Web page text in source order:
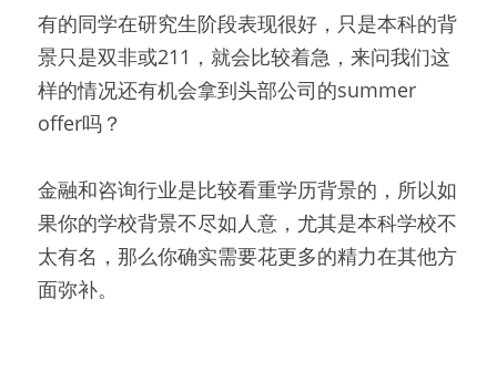
有的同学在研究生阶段表现很好，只是本科的背
景只是双非或211，就会比较着急，来问我们这
样的情况还有机会拿到头部公司的summer
offer吗？
金融和咨询行业是比较看重学历背景的，所以如
果你的学校背景不尽如人意，尤其是本科学校不
太有名，那么你确实需要花更多的精力在其他方
面弥补。